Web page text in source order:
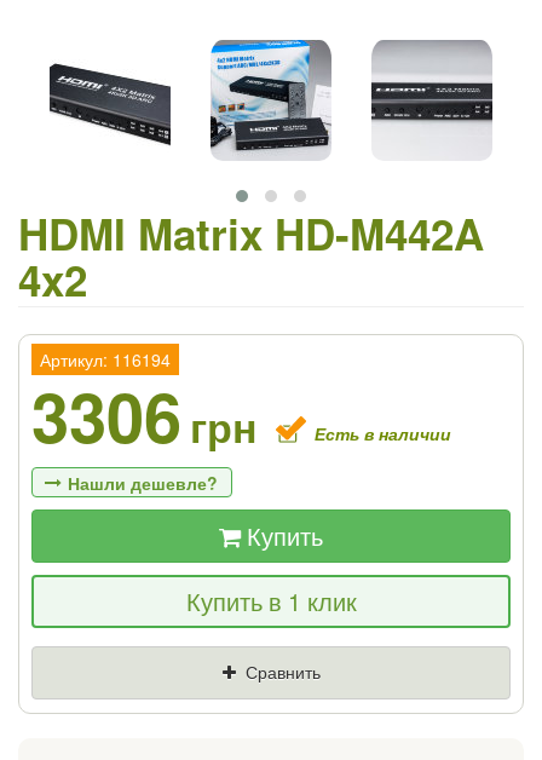
HDMI Matrix HD-M442A
4x2
Артикул: 116194
3306 грн Есть в наличии
Нашли дешевле?
Если Вы найдете товар дешевле - мы
снизим цену и подарим % от разницы
Купить
Купить в 1 клик
Сравнить